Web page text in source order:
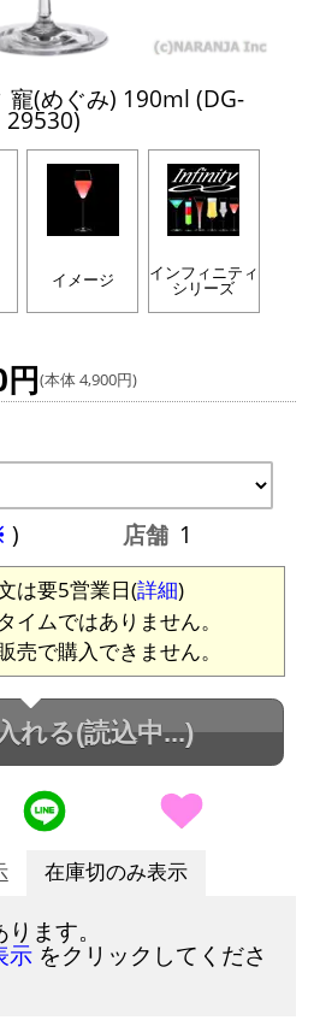
寵(めぐみ) 190ml (DG-
29530)
イメージ インフィニティ
シリーズ
(本体 4,900円)
) 店舗 1
は要5営業日(詳細)
イムではありません。
売で購入できません。
れる(読込中...)
在庫切のみ表示
ます。
示 をクリックしてくださ